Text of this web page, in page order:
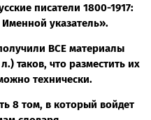
писатели 1800-1917:
указатель».
ВСЕ материалы
таков, что разместить их
технически.
8 том, в который войдет